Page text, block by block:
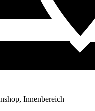
Innenbereich